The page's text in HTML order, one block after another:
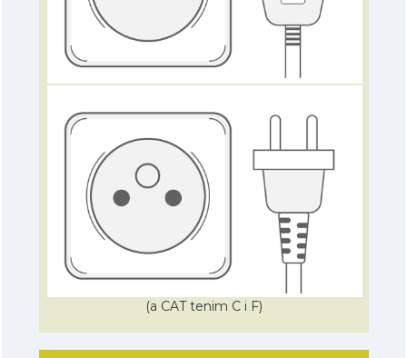
(a CAT tenim C i F)